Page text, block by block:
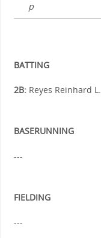
p
BATTING
2B:Reyes Reinhard L.
BASERUNNING
---
FIELDING
---